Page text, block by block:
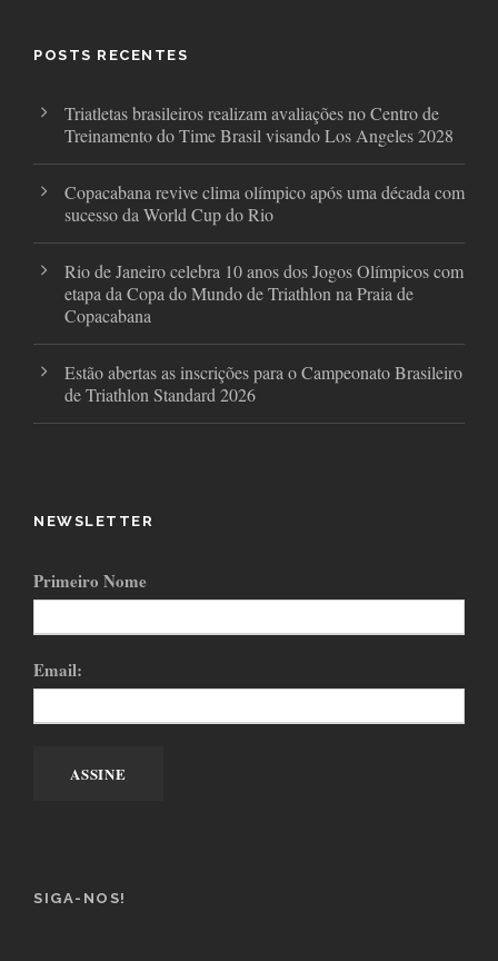
k
a
POSTS RECENTES
Triatletas brasileiros realizam avaliações no Centro de
Treinamento do Time Brasil visando Los Angeles 2028
Copacabana revive clima olímpico após uma década com
sucesso da World Cup do Rio
Rio de Janeiro celebra 10 anos dos Jogos Olímpicos com
etapa da Copa do Mundo de Triathlon na Praia de
Copacabana
Estão abertas as inscrições para o Campeonato Brasileiro
de Triathlon Standard 2026
NEWSLETTER
Primeiro Nome
Email:
SIGA-NOS!